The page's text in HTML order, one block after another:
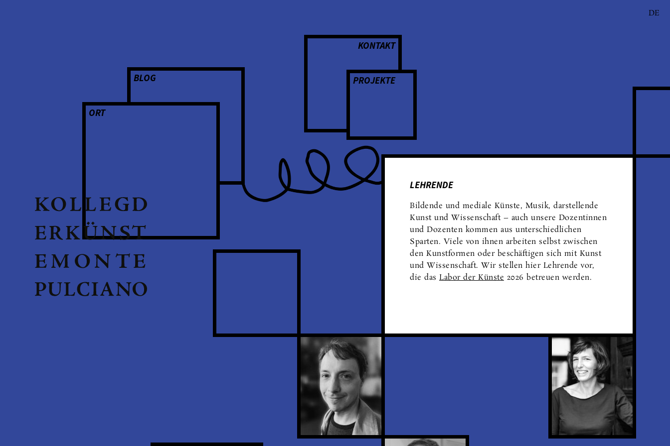
KONTAKT
BLOG
ORT
PROJEKTE
LEHRENDE
Bildende und mediale Künste, Musik, darstel­lende
Kunst und Wissen­schaft – auch unsere Dozen­tinnen
und Dozenten kommen aus unter­schied­li­chen
Sparten. Viele von ihnen arbeiten selbst zwischen
den Kunst­formen oder beschäf­tigen sich mit Kunst
und Wissen­schaft. Wir stellen hier Lehrende vor,
die das Labor der Künste 2026 betreuen werden.